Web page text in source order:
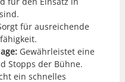
für aus­re­ichende
Gewährleis­tet eine
Stopps der Bühne.
ein schnelles